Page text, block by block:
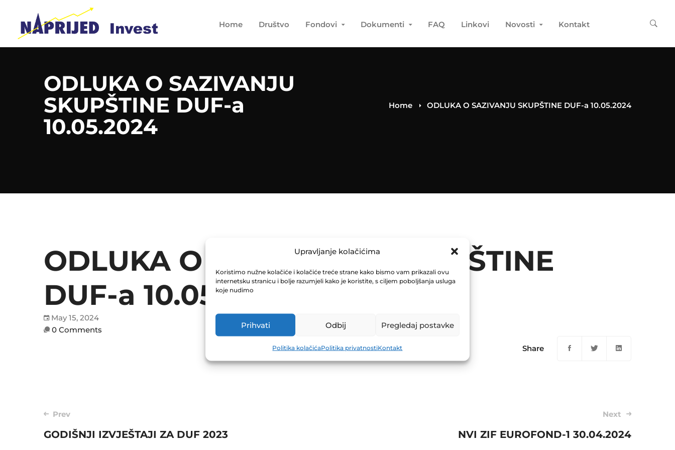
Upravljanje kolačićima
Koristimo nužne kolačiće i kolačiće treće strane kako bismo vam prikazali ovu
internetsku stranicu i bolje razumjeli kako je koristite, s ciljem poboljšanja usluga
koje nudimo
Prihvati Odbij Pregledaj postavke
Politika kolačićaPolitika privatnostiKontakt
Home Društvo Fondovi Dokumenti FAQ Linkovi Novosti Kontakt
ODLUKA O SAZIVANJU
SKUPŠTINE DUF-a
10.05.2024
Home ODLUKA O SAZIVANJU SKUPŠTINE DUF-a 10.05.2024
ODLUKA O SAZIVANJU SKUPŠTINE
DUF-a 10.05.2024
May 15, 2024
0 Comments
Share
Post
navigation
Prev
GODIŠNJI IZVJEŠTAJI ZA DUF 2023
Next
NVI ZIF EUROFOND-1 30.04.2024